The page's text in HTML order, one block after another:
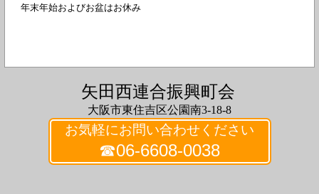
年末年始およびお盆はお休み
矢田西連合振興町会
大阪市東住吉区公園南3-18-8
お気軽にお問い合わせください
☎06-6608-0038